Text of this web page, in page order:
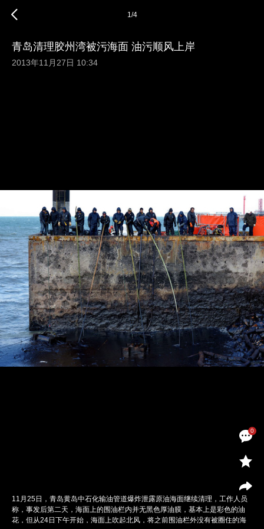
0
1/4
青岛清理胶州湾被污海面 油污顺风上岸
2013年11月27日 10:34
11月25日，青岛黄岛中石化输油管道爆炸泄露原油海面继续清理，工作人员
称，事发后第二天，海面上的围油栏内并无黑色厚油膜，基本上是彩色的油
花，但从24日下午开始，海面上吹起北风，将之前围油栏外没有被圈住的海